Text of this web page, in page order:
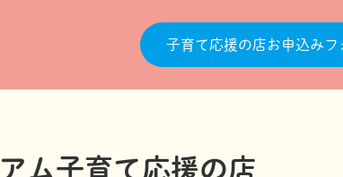
子育て応援の店お申込みフ